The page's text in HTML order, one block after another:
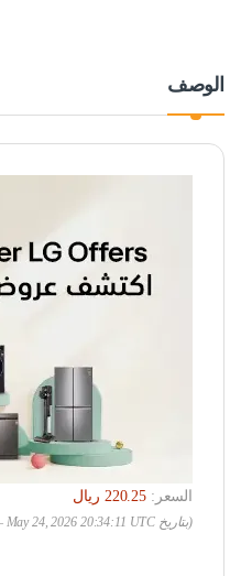
الوصف
السعر:
‏220.25 ريال
(بتاريخ May 24, 2026 20:34:11 UTC –